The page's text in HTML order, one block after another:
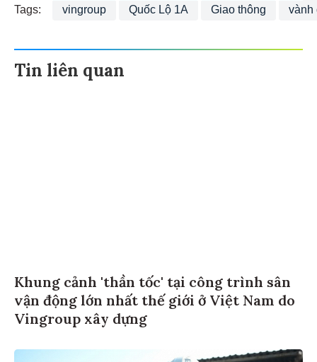
Tags: vingroup Quốc Lộ 1A Giao thông vành
Tin liên quan
Khung cảnh 'thần tốc' tại công trình sân
vận động lớn nhất thế giới ở Việt Nam do
Vingroup xây dựng